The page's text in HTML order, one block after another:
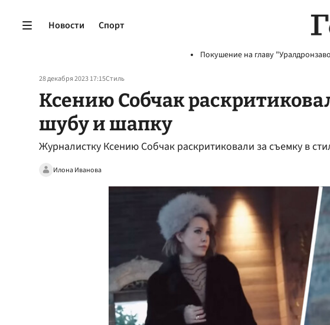
Новости Спорт
Покушение на главу
28 декабря 2023 17:15Стиль
Ксению Собчак
шубу и шапку
Журналистку Ксению Собчак раскритиковали за съемку в
Илона Иванова